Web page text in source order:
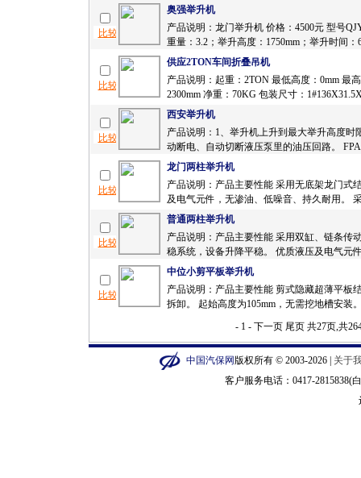
奥强举升机
产品说明：龙门举升机 价格：4500元 型号
重量：3.2；举升高度：1750mm；举升时间
供应2TON车间折叠吊机
产品说明：起重：2TON 最低高度：0mm 最
2300mm 净重：70KG 包装尺寸：
西安举升机
产品说明：1、举升机上升到最大举升高度时
动断电、自动切断液压泵里的油压回路。
龙门两柱举升机
产品说明：产品主要性能 采用无底架龙门式
及电气元件，无渗油、低噪音、持久耐用。
普通两柱举升机
产品说明：产品主要性能 采用双缸、链条传
稳系统，设备升降平稳。 优质液压及电气元
中位小剪平板举升机
产品说明：产品主要性能 剪式隐藏超薄平板
拆卸。 起始高度为105mm，无需挖地槽安装
- 1 - 下一页 尾页共27页,共
中国汽保网版权所有 © 2003-2026 | 关于
客户服务电话：0417-